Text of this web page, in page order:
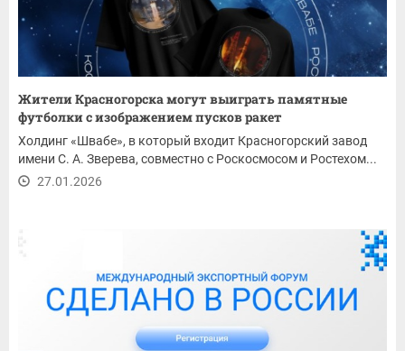
Жители Красногорска могут выиграть памятные
футболки с изображением пусков ракет
Холдинг «Швабе», в который входит Красногорский завод
имени С. А. Зверева, совместно с Роскосмосом и Ростехом...
27.01.2026